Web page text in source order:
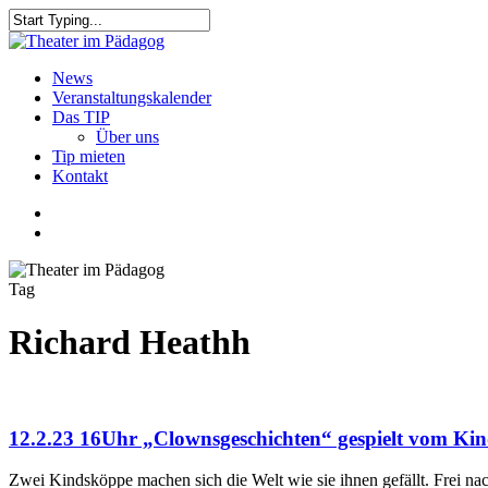
Skip
to
content
Close
search
Menu
News
Veranstaltungskalender
Das TIP
Über uns
Tip mieten
Kontakt
Tag
Richard Heathh
12.2.23 16Uhr „Clownsgeschichten“ gespielt vom
Zwei Kindsköppe machen sich die Welt wie sie ihnen gefällt. Frei